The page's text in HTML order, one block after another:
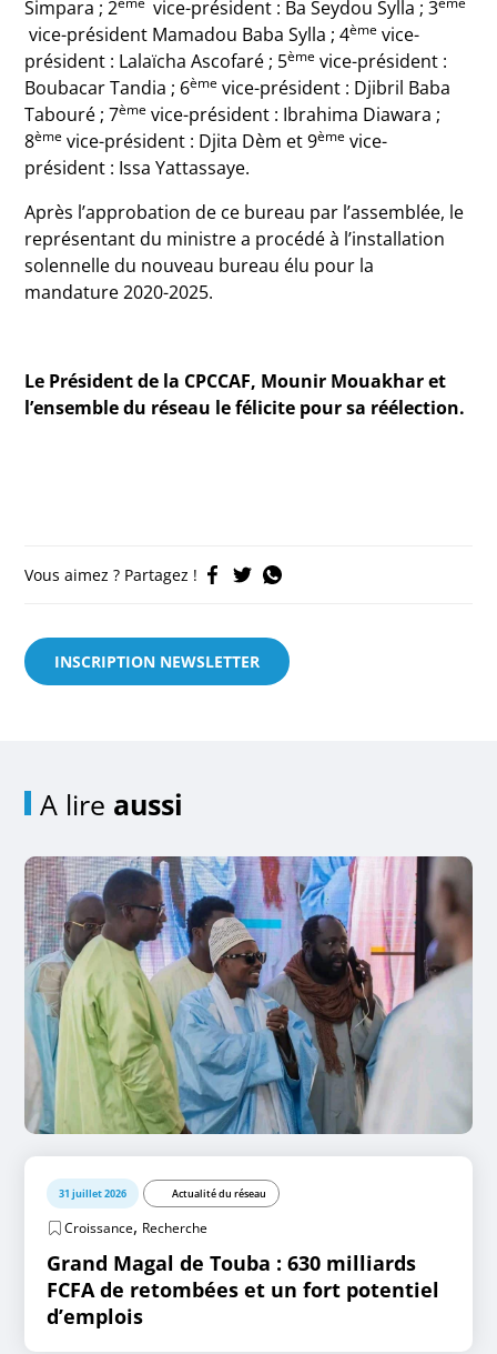
Simpara ; 2
vice-président : Ba Seydou Sylla ; 3
vice-président Mamadou Baba Sylla ; 4ème vice-
président : Lalaïcha Ascofaré ; 5ème vice-président :
Boubacar Tandia ; 6ème vice-président : Djibril Baba
Tabouré ; 7ème vice-président : Ibrahima Diawara ;
8ème vice-président : Djita Dèm et 9ème vice-
président : Issa Yattassaye.
Après l’approbation de ce bureau par l’assemblée, le
représentant du ministre a procédé à l’installation
solennelle du nouveau bureau élu pour la
mandature 2020-2025.
Le Président de la CPCCAF, Mounir Mouakhar et
l’ensemble du réseau le félicite pour sa réélection.
Vous aimez ? Partagez !
INSCRIPTION NEWSLETTER
A lire aussi
31 juillet 2026 Actualité du réseau
Croissance, Recherche
Grand Magal de Touba : 630 milliards
FCFA de retombées et un fort potentiel
d’emplois